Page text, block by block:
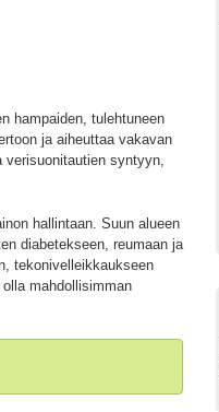
hampaiden, tulehtuneen
ja aiheuttaa vakavan
syntyyn,
hallintaan. Suun alueen
diabetekseen, reumaan ja
tekonivelleikkaukseen
mahdollisimman